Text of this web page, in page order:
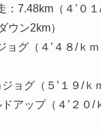
7.48km（４’０１/
ン2km）
グ（４’４８/ｋｍ
ョグ（５’１９/ｋ
アップ（４’２０/